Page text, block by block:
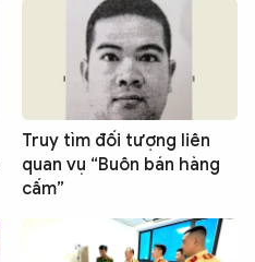
Truy tìm đối tượng liên
quan vụ “Buôn bán hàng
cấm”